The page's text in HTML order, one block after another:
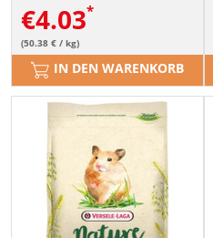
€4.03
(50.38 € / kg)
IN DEN WARENKORB